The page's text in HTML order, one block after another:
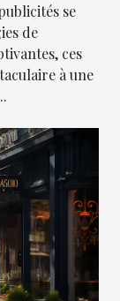
se
de
ces
à une